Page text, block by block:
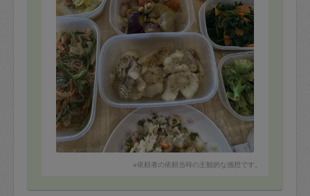
※依頼者の依頼当時の主観的な感想です。